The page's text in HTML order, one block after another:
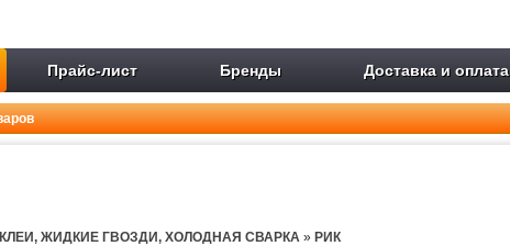
Прайс-лист Бренды Доставка и оплата
КЛЕИ, ЖИДКИЕ ГВОЗДИ, ХОЛОДНАЯ СВАРКА » РИК